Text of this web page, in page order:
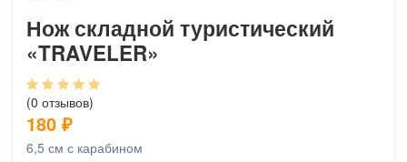
Афиша
Нож складной туристический
«TRAVELER»
(0 отзывов)
180 ₽
6,5 см с карабином